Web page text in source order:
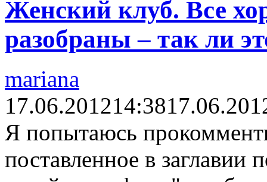
Женский клуб. Все
разобраны – так ли
mariana
17.06.201214:38
Я попытаюсь
поставленное в заглавии